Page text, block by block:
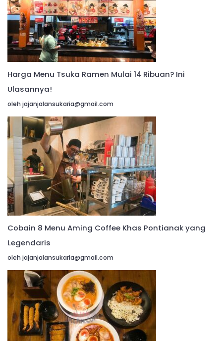
Harga Menu Tsuka Ramen Mulai 14 Ribuan? Ini
Ulasannya!
oleh jajanjalansukaria@gmail.com
Cobain 8 Menu Aming Coffee Khas Pontianak yang
Legendaris
oleh jajanjalansukaria@gmail.com